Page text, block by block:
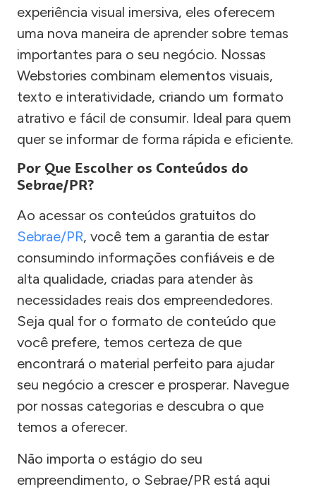
experiência visual imersiva, eles oferecem
uma nova maneira de aprender sobre temas
importantes para o seu negócio. Nossas
Webstories combinam elementos visuais,
texto e interatividade, criando um formato
atrativo e fácil de consumir. Ideal para quem
quer se informar de forma rápida e eficiente.
Por Que Escolher os Conteúdos do
Sebrae/PR?
Ao acessar os conteúdos gratuitos do
Sebrae/PR, você tem a garantia de estar
consumindo informações confiáveis e de
alta qualidade, criadas para atender às
necessidades reais dos empreendedores.
Seja qual for o formato de conteúdo que
você prefere, temos certeza de que
encontrará o material perfeito para ajudar
seu negócio a crescer e prosperar. Navegue
por nossas categorias e descubra o que
temos a oferecer.
Não importa o estágio do seu
empreendimento, o Sebrae/PR está aqui